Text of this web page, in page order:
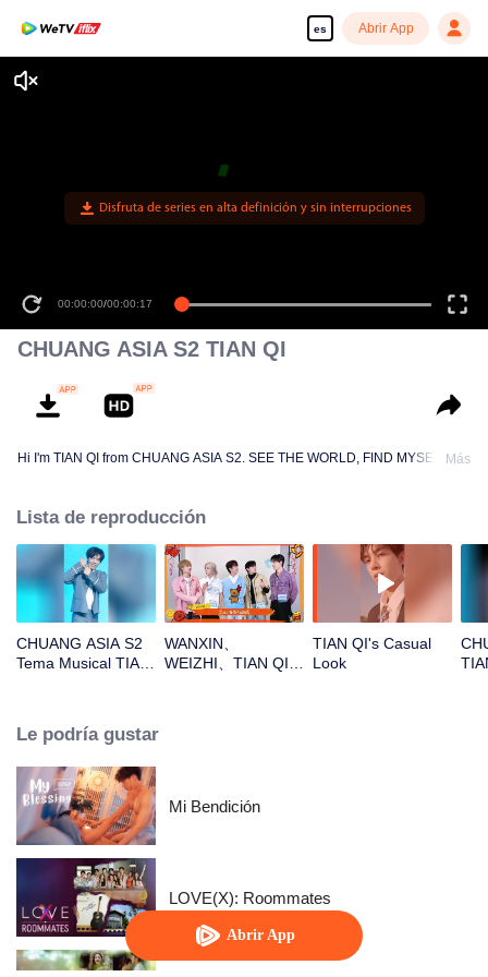
es Abrir App
Abrir App
Disfruta de series en alta definición y sin interrupciones
00:00:00/00:00:17
CHUANG ASIA S2 TIAN QI
Hi I'm TIAN QI from CHUANG ASIA S2. SEE THE WORLD, FIND MYSELF!Más
Lista de reproducción
CHUANG ASIA S2
Tema Musical TIAN
WANXIN、
WEIZHI、TIAN QI、
suerte!
TIAN QI's Casual
Look
Le podría gustar
Mi Bendición
LOVE(X): Roommates